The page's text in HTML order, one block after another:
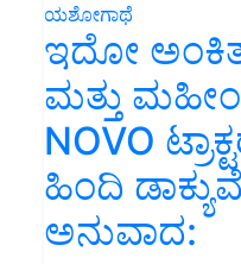
ಯಶೋಗಾಥೆ
ಇದೋ
ಮತ್ತು
NOVO
ಹಿಂದಿ
ಅನುವಾದ: